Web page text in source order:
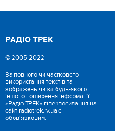
РАДІО ТРЕК
© 2005-2022
За повного чи часткового
використання текстів та
зображень чи за будь-якого
іншого поширення інформації
«Радіо ТРЕК» гіперпосилання на
сайт radiotrek.rv.ua є
обов'язковим.